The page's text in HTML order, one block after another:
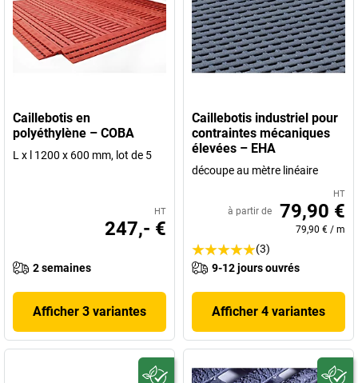
Caillebotis en
polyéthylène – COBA
L x l 1200 x 600 mm, lot de 5
HT
247,- €
2 semaines
Afficher 3 variantes
Caillebotis industriel pour
contraintes mécaniques
élevées – EHA
découpe au mètre linéaire
HT
à partir de 79,90 €
79,90 € / m
(3)
9-12 jours ouvrés
Afficher 4 variantes